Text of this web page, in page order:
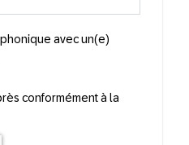
avec un(e)
conformément à la